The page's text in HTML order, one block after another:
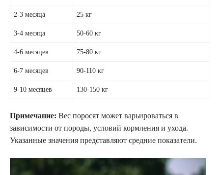
2-3 месяца 25 кг
3-4 месяца 50-60 кг
4-6 месяцев 75-80 кг
6-7 месяцев 90-110 кг
9-10 месяцев 130-150 кг
Примечание: Вес поросят может варьироваться в
зависимости от породы, условий кормления и ухода.
Указанные значения представляют средние показатели.